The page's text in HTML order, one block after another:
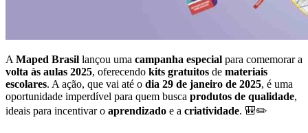
A Maped Brasil lançou uma campanha especial para comemorar a
volta às aulas 2025, oferecendo kits gratuitos de materiais
escolares. A ação, que vai até o dia 29 de janeiro de 2025, é uma
oportunidade imperdível para quem busca produtos de qualidade,
ideais para incentivar o aprendizado e a criatividade. 🎒✏️